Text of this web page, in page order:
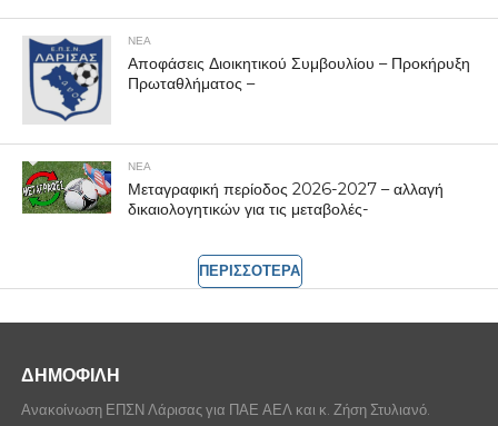
ΝΕΑ
Αποφάσεις Διοικητικού Συμβουλίου – Προκήρυξη
Πρωταθλήματος –
ΝΕΑ
Μεταγραφική περίοδος 2026-2027 – αλλαγή
δικαιολογητικών για τις μεταβολές-
ΠΕΡΙΣΣΟΤΕΡΑ
ΔΗΜΟΦΙΛΗ
Ανακοίνωση ΕΠΣΝ Λάρισας για ΠΑΕ ΑΕΛ και κ. Ζήση Στυλιανό.